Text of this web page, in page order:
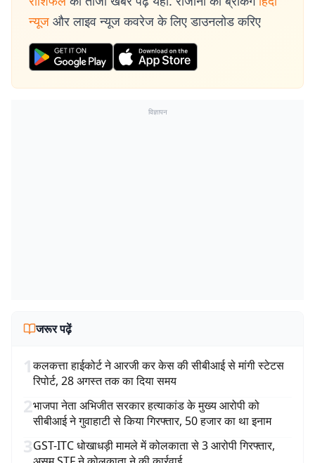
न्यूज और लाइव न्यूज कवरेज के लिए डाउनलोड करिए
विज्ञापन
जरूर पढ़ें
1कलकत्ता हाईकोर्ट ने आरजी कर केस की सीबीआई से मांगी स्टेटस
रिपोर्ट, 28 अगस्त तक का दिया समय
2भाजपा नेता अभिजीत सरकार हत्याकांड के मुख्य आरोपी को
सीबीआई ने गुवाहाटी से किया गिरफ्तार, 50 हजार का था इनाम
3GST-ITC धोखाधड़ी मामले में कोलकाता से 3 आरोपी गिरफ्तार,